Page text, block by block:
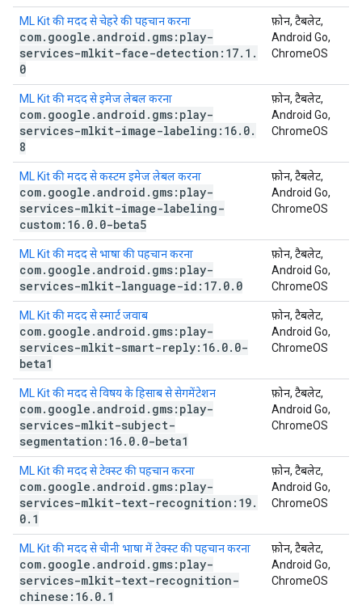
ML Kit की मदद से चेहरे की पहचान करना
com. google .android . gms:play-
services-mlkit-face-detection:17. 1 .
0
फ़ोन, टैबलेट,
Android Go,
ChromeOS
ML Kit की मदद से इमेज लेबल करना
com. google .android . gms:play-
services-mlkit-image-labeling:16. 0.
8
फ़ोन, टैबलेट,
Android Go,
ChromeOS
ML Kit की मदद से कस्टम इमेज लेबल करना
com. google .android . gms:play-
services-mlkit-image-labeling-
custom:16. 0. 0-beta5
फ़ोन, टैबलेट,
Android Go,
ChromeOS
ML Kit की मदद से भाषा की पहचान करना
com. google .android . gms:play-
services-mlkit-language-id:17. 0. 0
फ़ोन, टैबलेट,
Android Go,
ChromeOS
ML Kit की मदद से स्मार्ट जवाब
com. google .android . gms:play-
services-mlkit-smart-reply:16. 0. 0-
beta1
फ़ोन, टैबलेट,
Android Go,
ChromeOS
ML Kit की मदद से विषय के हिसाब से सेगमेंटेशन
com. google .android . gms:play-
services-mlkit-subject-
segmentation:16. 0. 0-beta1
फ़ोन, टैबलेट,
Android Go,
ChromeOS
ML Kit की मदद से टेक्स्ट की पहचान करना
com. google .android . gms:play-
services-mlkit-text-recognition:19.
0. 1
फ़ोन, टैबलेट,
Android Go,
ChromeOS
ML Kit की मदद से चीनी भाषा में टेक्स्ट की पहचान करना
com. google .android . gms:play-
services-mlkit-text-recognition-
chinese:16. 0. 1
फ़ोन, टैबलेट,
Android Go,
ChromeOS